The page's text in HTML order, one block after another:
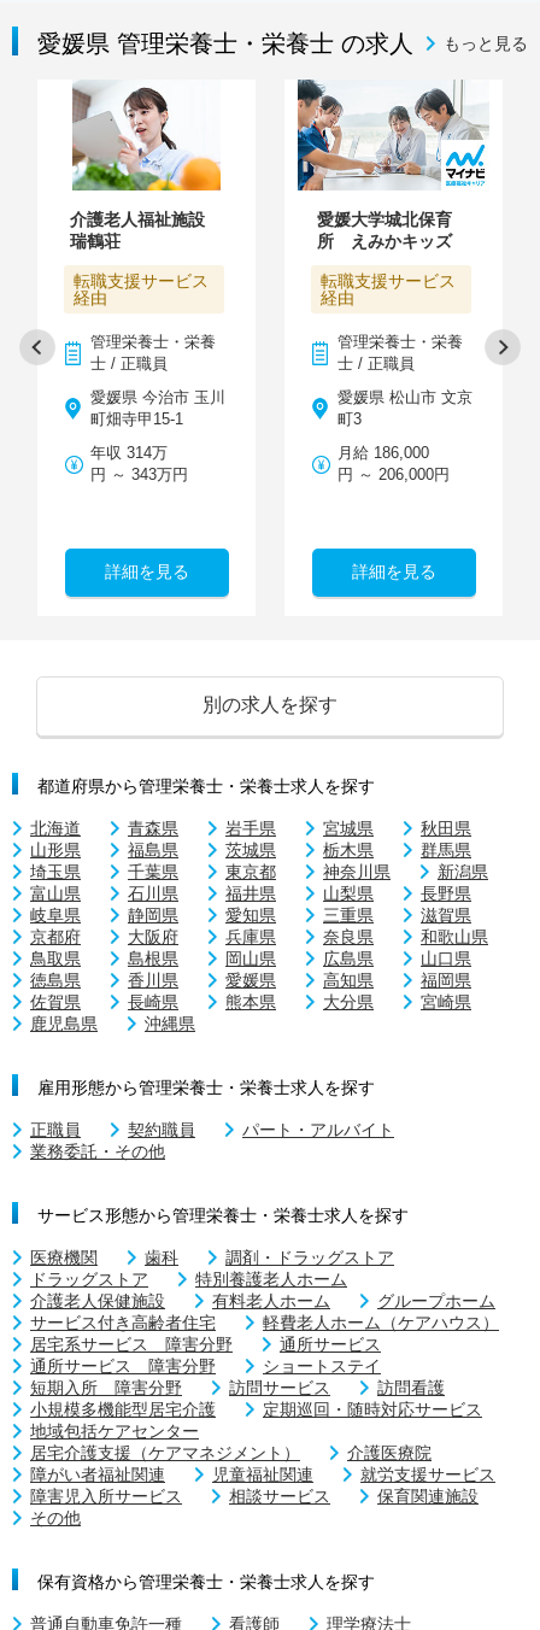
愛媛県 管理栄養士・栄養士 の求人 もっと見る
介護老人福祉施設
瑞鶴荘
転職支援サービス
経由
管理栄養士・栄養
士 / 正職員
愛媛県 今治市 玉川
町畑寺甲15-1
年収 314万
円 ～ 343万円
詳細を見る
愛媛大学城北保育
所 えみかキッズ
転職支援サービス
経由
管理栄養士・栄養
士 / 正職員
愛媛県 松山市 文京
町3
月給 186,000
円 ～ 206,000円
詳細を見る
別の求人を探す
都道府県から管理栄養士・栄養士求人を探す
北海道 青森県 岩手県 宮城県
秋田県
山形県
福島県 茨城県 栃木県
群馬県
埼玉県
千葉県 東京都 神奈川県
新潟県
富山県
石川県 福井県 山梨県
長野県
岐阜県
静岡県 愛知県 三重県
滋賀県
京都府
大阪府 兵庫県 奈良県
和歌山県
鳥取県
島根県 岡山県 広島県
山口県
徳島県
香川県 愛媛県 高知県
福岡県
佐賀県
長崎県 熊本県 大分県
宮崎県
鹿児島県
沖縄県
雇用形態から管理栄養士・栄養士求人を探す
正職員 契約職員
パート・アルバイト
業務委託・その他
サービス形態から管理栄養士・栄養士求人を探す
医療機関 歯科
調剤・ドラッグストア
ドラッグストア
特別養護老人ホーム
介護老人保健施設
有料老人ホーム
グループホーム
サービス付き高齢者住宅
軽費老人ホーム（ケアハウス）
居宅系サービス 障害分野
通所サービス
通所サービス 障害分野
ショートステイ
短期入所 障害分野
訪問サービス
訪問看護
小規模多機能型居宅介護
定期巡回・随時対応サービス
地域包括ケアセンター
居宅介護支援（ケアマネジメント）
介護医療院
障がい者福祉関連
児童福祉関連
就労支援サービス
障害児入所サービス
相談サービス
保育関連施設
その他
保有資格から管理栄養士・栄養士求人を探す
普通自動車免許一種 看護師 理学療法士